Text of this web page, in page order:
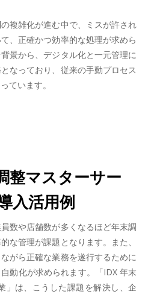
複雑化が進む中で、ミスが許され
、正確かつ効率的な処理が求めら
景から、デジタル化と一元管理に
なっており、従来の手動プロセス
ています。
整マスターサー
入活用例
数や店舗数が多くなるほど年末調
な管理が課題となります。また、
がら正確な業務を遂行するために
動化が求められます。「IDX 年末
」は、こうした課題を解決し、企